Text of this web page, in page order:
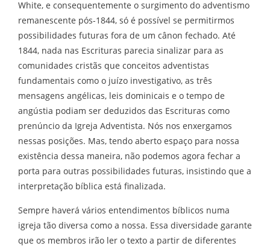
White, e consequentemente o surgimento do adventismo
remanescente pós-1844, só é possível se permitirmos
possibilidades futuras fora de um cânon fechado. Até
1844, nada nas Escrituras parecia sinalizar para as
comunidades cristãs que conceitos adventistas
fundamentais como o juízo investigativo, as três
mensagens angélicas, leis dominicais e o tempo de
angústia podiam ser deduzidos das Escrituras como
prenúncio da Igreja Adventista. Nós nos enxergamos
nessas posições. Mas, tendo aberto espaço para nossa
existência dessa maneira, não podemos agora fechar a
porta para outras possibilidades futuras, insistindo que a
interpretação bíblica está finalizada.
Sempre haverá vários entendimentos bíblicos numa
igreja tão diversa como a nossa. Essa diversidade garante
que os membros irão ler o texto a partir de diferentes